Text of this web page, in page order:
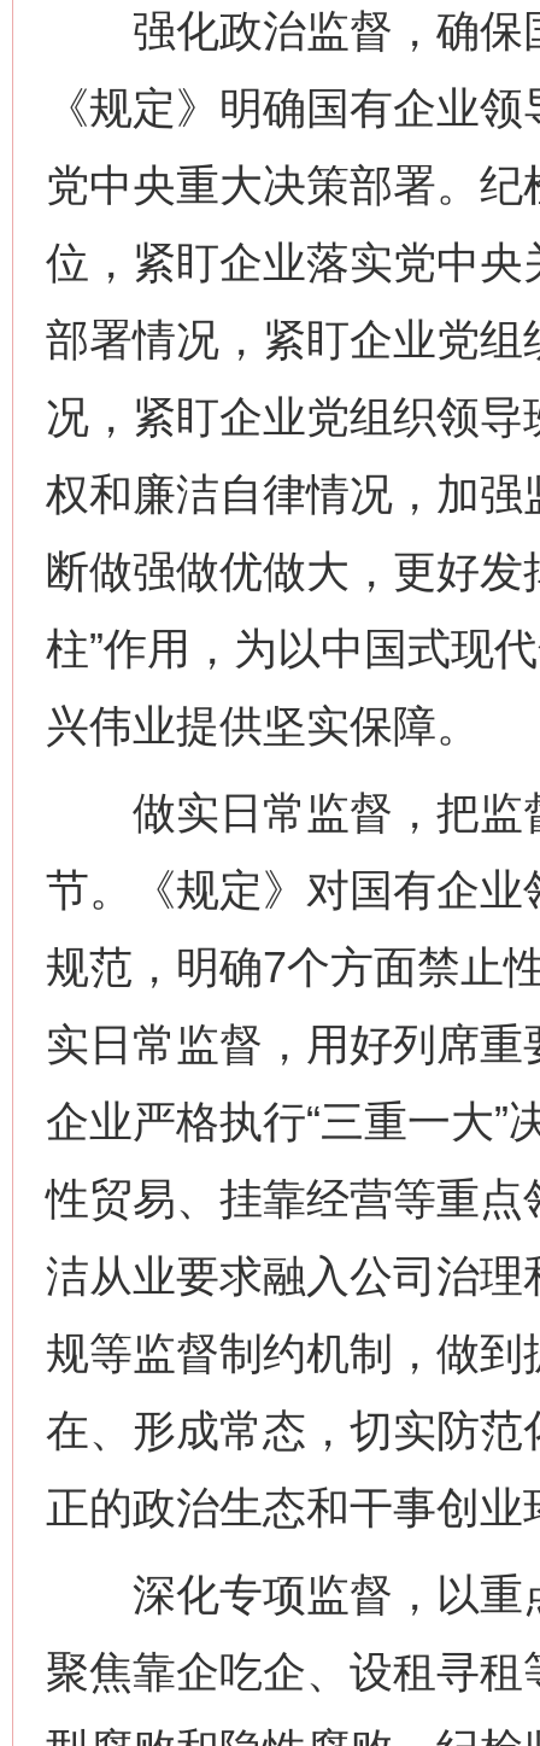
强化政治监督，确保
《规定》明确国有企业
党中央重大决策部署。
位，紧盯企业落实党中
部署情况，紧盯企业党
况，紧盯企业党组织领导
权和廉洁自律情况，加
断做强做优做大，更好发
柱”作用，为以中国式现
兴伟业提供坚实保障。
做实日常监督，把监
节。《规定》对国有企
规范，明确7个方面禁止
实日常监督，用好列席
企业严格执行“三重一大
性贸易、挂靠经营等重
洁从业要求融入公司治
规等监督制约机制，做
在、形成常态，切实防
正的政治生态和干事创业
深化专项监督，以重
聚焦靠企吃企、设租寻